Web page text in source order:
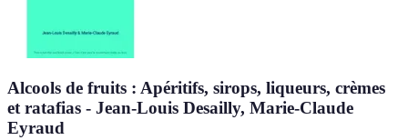
Alcools de fruits : Apéritifs, sirops, liqueurs, crèmes
et ratafias - Jean-Louis Desailly, Marie-Claude
Eyraud